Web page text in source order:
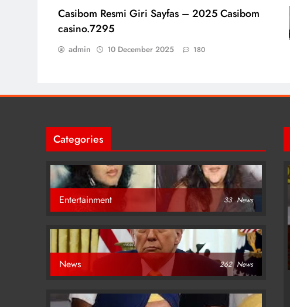
Casibom Resmi Giri Sayfas – 2025 Casibom
casino.7295
admin 10 December 2025 180
Categories
Entertainment 33 News
News 262 News